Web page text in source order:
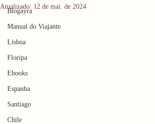
Blogayra
Manual do Viajante
Lisboa
Floripa
Ebooks
Espanha
Santiago
Chile
Atualizado: 12 de mai. de 2024